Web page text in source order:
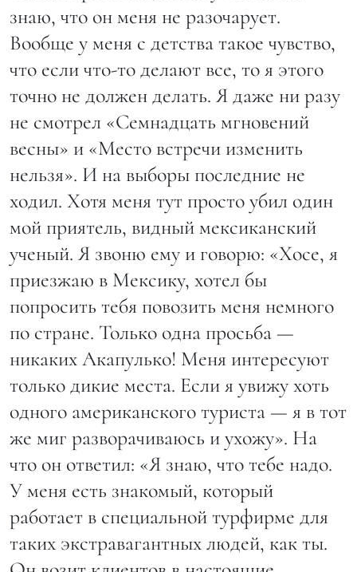
знаю, что он меня не разочарует.
Вообще у меня с детства такое чувство,
что если что-то делают все, то я этого
точно не должен делать. Я даже ни разу
не смотрел «Семнадцать мгновений
весны» и «Место встречи изменить
нельзя». И на выборы последние не
ходил. Хотя меня тут просто убил один
мой приятель, видный мексиканский
ученый. Я звоню ему и говорю: «Хосе, я
приезжаю в Мексику, хотел бы
попросить тебя повозить меня немного
по стране. Только одна просьба —
никаких Акапулько! Меня интересуют
только дикие места. Если я увижу хоть
одного американского туриста — я в тот
же миг разворачиваюсь и ухожу». На
что он ответил: «Я знаю, что тебе надо.
У меня есть знакомый, который
работает в специальной турфирме для
таких экстравагантных людей, как ты.